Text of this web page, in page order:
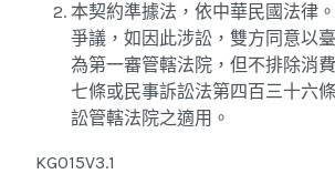
本契約準據法，依中華民國法律
爭議，如因此涉訟，雙方同意以
為第一審管轄法院，但不排除消
七條或民事訴訟法第四百三十六
訟管轄法院之適用。
KG015V3.1